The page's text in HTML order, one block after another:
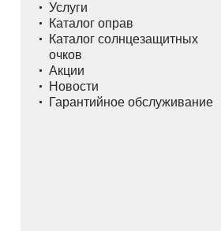
Услуги
Каталог оправ
Каталог солнцезащитных
очков
Акции
Новости
Гарантийное обслуживание